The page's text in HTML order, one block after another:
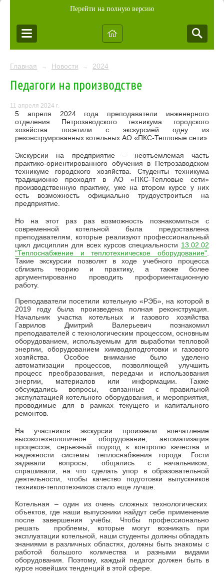
Перейти на полную версию
Главная → Новости → 2024
Педагоги на производстве
11 апреля 2024 г.
5 апреля 2024 года преподаватели инженерного
отделения Петрозаводского техникума городского
хозяйства посетили с экскурсией одну из
реконструированных котельных АО «ПКС-Тепловые сети»
Экскурсии на предприятие – неотъемлемая часть
практико-ориентированного обучения в Петрозаводском
техникуме городского хозяйства. Студенты техникума
традиционно проходят в АО «ПКС-Тепловые сети»
производственную практику, уже на втором курсе у них
есть возможность официально трудоустроиться на
предприятие.
Но на этот раз раз возможность познакомиться с
современной котельной была предоставлена
преподавателям, которые реализуют профессиональный
цикл дисциплин для всех курсов специальности 13.02.02
"Теплоснабжение и теплотехническое оборудование"
Такие экскурсии позволят в ходе учебного процесса
сблизить теорию и практику, а также более
аргументированно проводить профориентационную
работу.
Преподаватели посетили котельную «РЭБ», на которой в
2019 году была произведена полная реконструкция.
Начальник участка котельных и газового хозяйства
Гаврилов Дмитрий Валерьевич познакомил
преподавателей с технологическим процессом, основным
оборудованием, используемым для выработки тепловой
энергии, оборудованием химводоподготовки и газового
хозяйства. Особое внимание было уделено
автоматизации процессов, позволяющей улучшить
процесс преобразования, передачи и использования
энергии, материалов или информации. Также
обсуждались вопросы, связанные с правильной
экспулатацией котельного оборудования, и мероприятия,
проводимые для в рамках текущего и капитального
ремонтов.
На участников экскурсии произвели впечатление
высокотехнологичное оборудование, автоматизация
процессов, серьезный подход к контролю качества и
надежности системы теплоснабжения города. Гости
задавали вопросы, общались с начальником,
спрашивали, на что сделать упор в образовательной
деятельности, чтобы качество подготовки выпускников
техников-теплотехников стало еще лучше.
Котельная – один из очень сложных технологических
объектов, где наши выпускники найдут себе применение
после завершения учёбы. Чтобы профессионально
решать проблемы, которые могут возникать при
эксплуатации котельной, наши студенты должны обладать
знаниями в различных областях, должны быть знакомы с
работой большого количества и разными видами
оборудования. Поэтому, каждый педагог должен быть в
курсе новейших тенденций в этой сфере.